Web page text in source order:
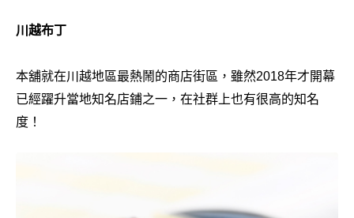
川越布丁
本舖就在川越地區最熱鬧的商店街區，雖然2018年才開幕
已經躍升當地知名店鋪之一，在社群上也有很高的知名
度！